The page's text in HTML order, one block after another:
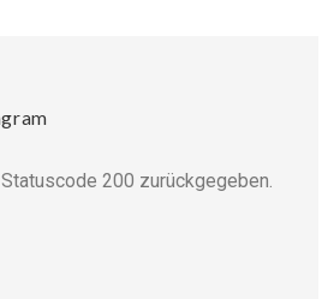
200 zurückgegeben.